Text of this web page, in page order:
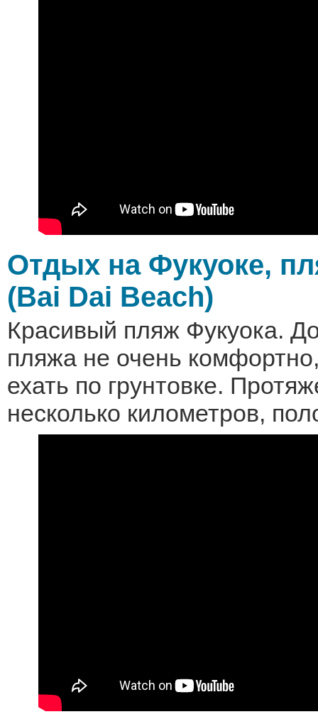
Отдых на Фукуоке,
(Bai Dai Beach)
Красивый пляж Фукуока.
пляжа не очень
ехать по грунтовке.
несколько километров,